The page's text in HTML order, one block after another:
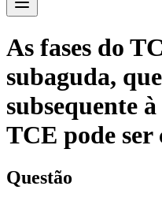
As fases do
subaguda,
subsequente
TCE pode ser
Questão